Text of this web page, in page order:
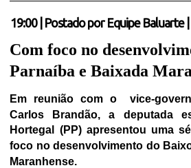
19:00| Postado por Equipe Baluarte
Com foco no
Parnaíba e Baixada
Em reunião com o
vice-
Carlos Brandão, a deputada
Hortegal (PP) apresentou uma
foco no desenvolvimento do
Maranhense.